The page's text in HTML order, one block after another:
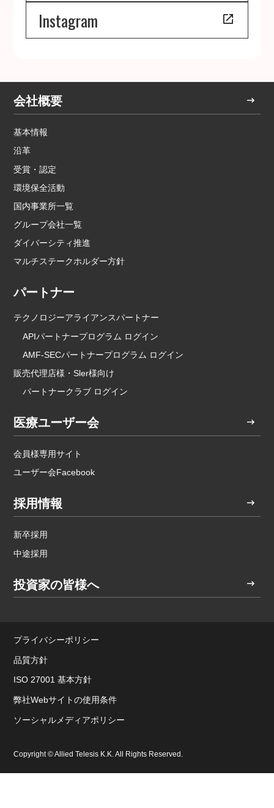
Instagram
会社概要
基本情報
沿革
受賞・認定
環境保全活動
国内事業所一覧
グループ会社一覧
ダイバーシティ推進
マルチステークホルダー方針
パートナー
テクノロジーアライアンスパートナー
APIパートナープログラム ログイン
AMF-SECパートナープログラム ログイン
販売代理店様・Sler様向け
パートナークラブ ログイン
医療ユーザー会
会員様専用サイト
ユーザー会Facebook
採用情報
新卒採用
中途採用
投資家の皆様へ
プライバシーポリシー
品質方針
ISO 27001 基本方針
弊社Webサイトの使用条件
ソーシャルメディアポリシー
Copyright © Allied Telesis K.K. All Rights Reserved.